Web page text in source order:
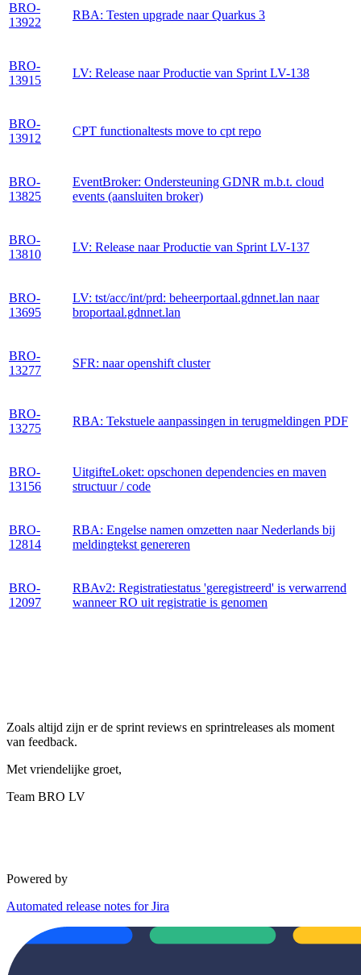
BRO-
13922
RBA: Testen upgrade naar Quarkus 3
BRO-
13915
LV: Release naar Productie van Sprint LV-138
BRO-
13912
CPT functionaltests move to cpt repo
BRO-
13825
EventBroker: Ondersteuning GDNR m.b.t. cloud
events (aansluiten broker)
BRO-
13810
LV: Release naar Productie van Sprint LV-137
BRO-
13695
LV: tst/acc/int/prd: beheerportaal.gdnnet.lan naar
broportaal.gdnnet.lan
BRO-
13277
SFR: naar openshift cluster
BRO-
13275
RBA: Tekstuele aanpassingen in terugmeldingen PDF
BRO-
13156
UitgifteLoket: opschonen dependencies en maven
structuur / code
BRO-
12814
RBA: Engelse namen omzetten naar Nederlands bij
meldingtekst genereren
BRO-
12097
RBAv2: Registratiestatus 'geregistreerd' is verwarrend
wanneer RO uit registratie is genomen
Zoals altijd zijn er de sprint reviews en sprintreleases als moment
van feedback.
Met vriendelijke groet,
Team BRO LV
Powered by
Automated release notes for Jira